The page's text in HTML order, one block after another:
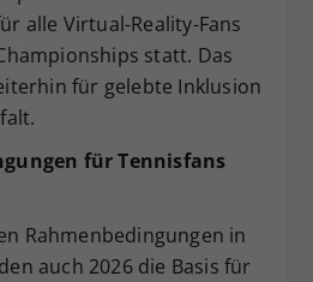
alle Virtual-Reality-Fans
statt. Das
für gelebte Inklusion
für Tennisfans
Rahmenbedingungen in
auch 2026 die Basis für